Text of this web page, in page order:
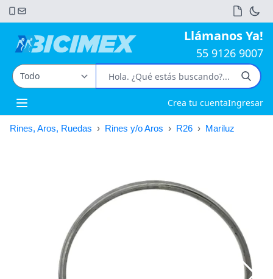
Llámanos Ya!
55 9126 9007
Open main menu Crea tu cuentaIngresar
Rines, Aros, Ruedas › Rines y/o Aros › R26 › Mariluz